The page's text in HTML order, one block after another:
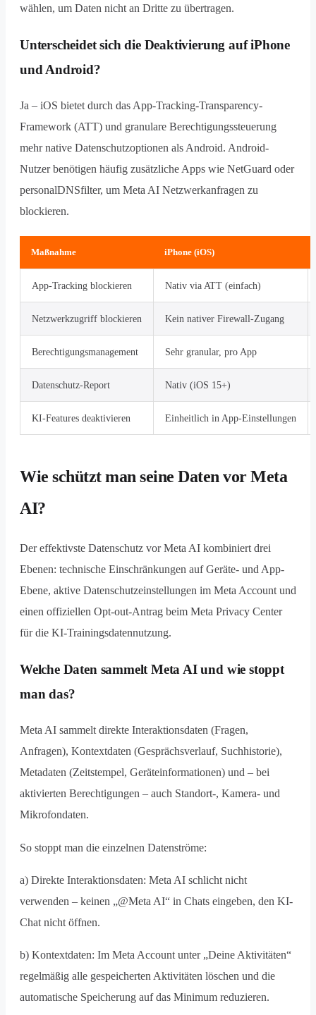
wählen, um Daten nicht an Dritte zu übertragen.
Unterscheidet sich die Deaktivierung auf iPhone
und Android?
Ja – iOS bietet durch das App-Tracking-Transparency-
Framework (ATT) und granulare Berechtigungssteuerung
mehr native Datenschutzoptionen als Android. Android-
Nutzer benötigen häufig zusätzliche Apps wie NetGuard oder
personalDNSfilter, um Meta AI Netzwerkanfragen zu
blockieren.
Maßnahme iPhone (iOS)
App-Tracking blockieren Nativ via ATT (einfach)
Netzwerkzugriff blockieren Kein nativer Firewall-Zugang
Berechtigungsmanagement Sehr granular, pro App
Datenschutz-Report Nativ (iOS 15+)
KI-Features deaktivieren Einheitlich in App-Einstellungen
Wie schützt man seine Daten vor Meta
AI?
Der effektivste Datenschutz vor Meta AI kombiniert drei
Ebenen: technische Einschränkungen auf Geräte- und App-
Ebene, aktive Datenschutzeinstellungen im Meta Account und
einen offiziellen Opt-out-Antrag beim Meta Privacy Center
für die KI-Trainingsdatennutzung.
Welche Daten sammelt Meta AI und wie stoppt
man das?
Meta AI sammelt direkte Interaktionsdaten (Fragen,
Anfragen), Kontextdaten (Gesprächsverlauf, Suchhistorie),
Metadaten (Zeitstempel, Geräteinformationen) und – bei
aktivierten Berechtigungen – auch Standort-, Kamera- und
Mikrofondaten.
So stoppt man die einzelnen Datenströme:
a) Direkte Interaktionsdaten: Meta AI schlicht nicht
verwenden – keinen „@Meta AI“ in Chats eingeben, den KI-
Chat nicht öffnen.
b) Kontextdaten: Im Meta Account unter „Deine Aktivitäten“
regelmäßig alle gespeicherten Aktivitäten löschen und die
automatische Speicherung auf das Minimum reduzieren.